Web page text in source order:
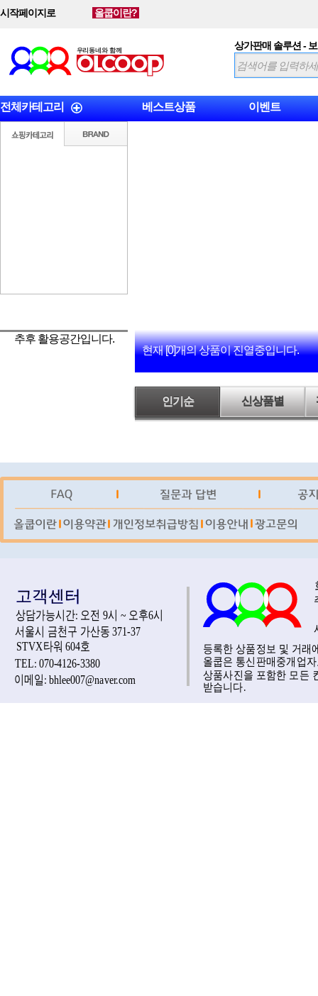
시작페이지로 올쿱이란?
상가판매 솔루션 -
전체카테고리 베스트상품 이벤트
추후 활용공간입니다.
현재 [0]개의 상품이 진열중입니다.
인기순 신상품별